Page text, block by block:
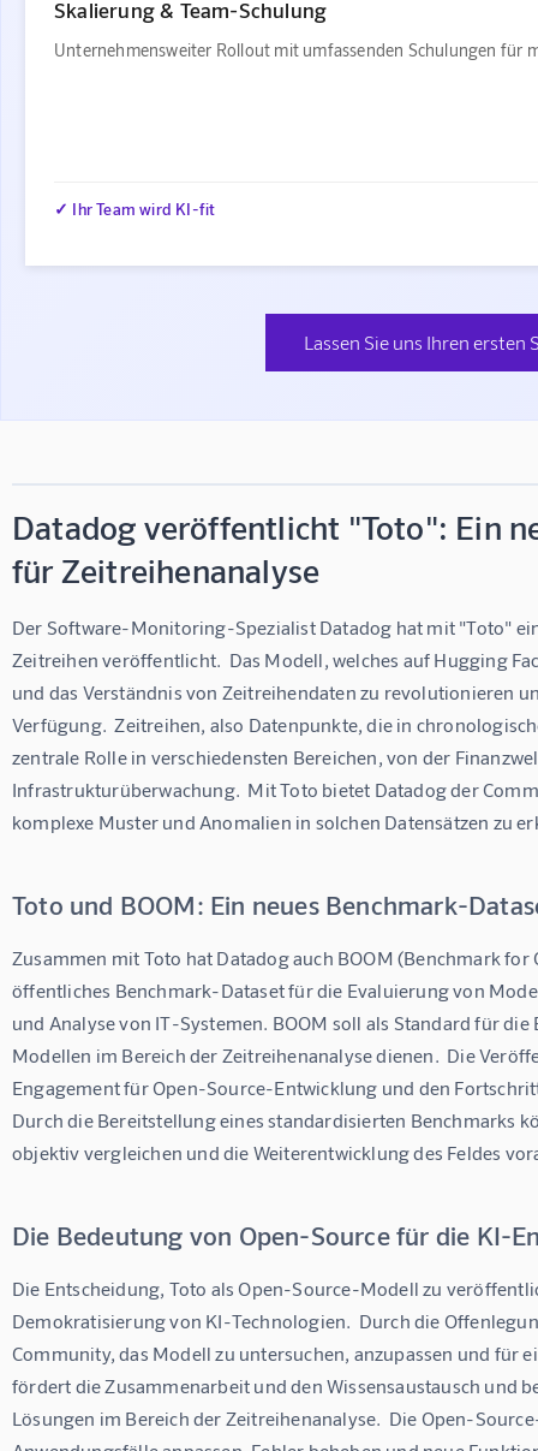
Skalierung & Team-Schulung
Unternehmensweiter Rollout mit umfassenden Schulungen für
✓ Ihr Team wird KI-fit
Lassen Sie uns Ihren ersten
Datadog veröffentlicht "Toto": Ein
für Zeitreihenanalyse
Der Software-Monitoring-Spezialist Datadog hat mit "Toto"
Zeitreihen veröffentlicht.  Das Modell, welches auf Hugging
und das Verständnis von Zeitreihendaten zu revolutionieren
Verfügung.  Zeitreihen, also Datenpunkte, die in
zentrale Rolle in verschiedensten Bereichen, von der
Infrastrukturüberwachung.  Mit Toto bietet Datadog der
komplexe Muster und Anomalien in solchen Datensätzen zu
Toto und BOOM: Ein neues Benchmark-
Zusammen mit Toto hat Datadog auch BOOM (Benchmark
öffentliches Benchmark-Dataset für die Evaluierung von
und Analyse von IT-Systemen. BOOM soll als Standard für
Modellen im Bereich der Zeitreihenanalyse dienen.  Die
Engagement für Open-Source-Entwicklung und den
Durch die Bereitstellung eines standardisierten Benchmarks
objektiv vergleichen und die Weiterentwicklung des Feldes
Die Bedeutung von Open-Source für die KI-
Die Entscheidung, Toto als Open-Source-Modell zu
Demokratisierung von KI-Technologien.  Durch die
Community, das Modell zu untersuchen, anzupassen und für
fördert die Zusammenarbeit und den Wissensaustausch und
Lösungen im Bereich der Zeitreihenanalyse.  Die Open-